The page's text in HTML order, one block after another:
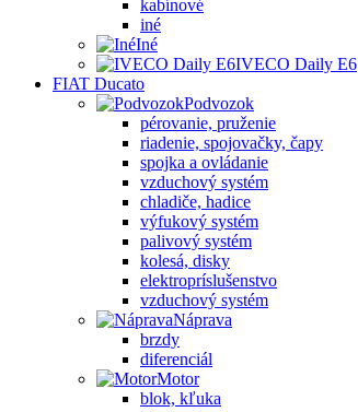
kabínové
iné
Iné
IVECO Daily E6
FIAT Ducato
Podvozok
pérovanie, pruženie
riadenie, spojovačky, čapy
spojka a ovládanie
vzduchový systém
chladiče, hadice
výfukový systém
palivový systém
kolesá, disky
elektropríslušenstvo
vzduchový systém
Náprava
brzdy
diferenciál
Motor
blok, kľuka